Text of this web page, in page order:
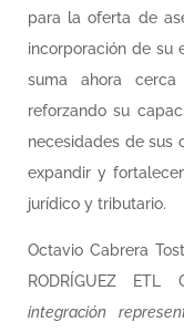
para la oferta de
incorporación de su
suma ahora
reforzando su
necesidades de sus
expandir y
jurídico y tributario.
Octavio Cabrera
RODRÍGUEZ
integración